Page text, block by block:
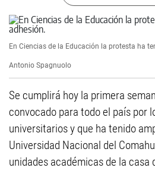
En Ciencias de la Educación la protesta ha
Antonio Spagnuolo
Se cumplirá hoy la primera
convocado para todo el país por
universitarios y que ha tenido
Universidad Nacional del
unidades académicas de la casa